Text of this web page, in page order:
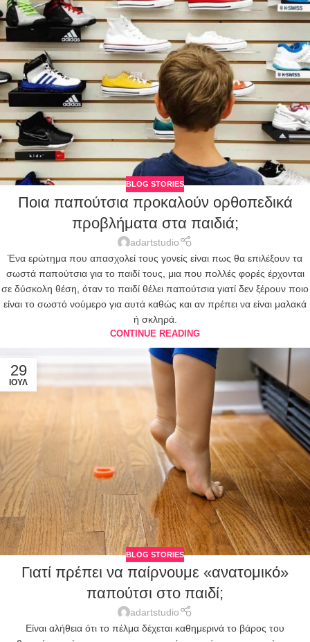
BLOG STORIES
Ποια παπούτσια προκαλούν ορθοπεδικά
προβλήματα στα παιδιά;
adartstudio
Ένα ερώτημα που απασχολεί τους γονείς είναι πως θα επιλέξουν τα
σωστά παπούτσια για το παιδί τους, μια που πολλές φορές έρχονται
σε δύσκολη θέση, όταν το παιδί θέλει παπούτσια γιατί δεν ξέρουν ποιο
είναι το σωστό νούμερο για αυτά καθώς και αν πρέπει να είναι μαλακά
ή σκληρά.
CONTINUE READING
29
ΙΟΎΛ
BLOG STORIES
Γιατί πρέπει να παίρνουμε «ανατομικό»
παπούτσι στο παιδί;
adartstudio
Είναι αλήθεια ότι το πέλμα δέχεται καθημερινά το βάρος του